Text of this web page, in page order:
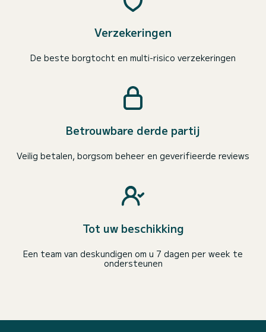
Verzekeringen
De beste borgtocht en multi-risico verzekeringen
Betrouwbare derde partij
Veilig betalen, borgsom beheer en geverifieerde reviews
Tot uw beschikking
Een team van deskundigen om u 7 dagen per week te
ondersteunen